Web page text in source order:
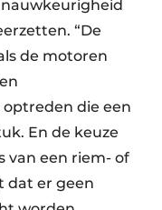
nauwkeurigheid
“De
de motoren
die een
En de keuze
van een riem- of
dat er geen